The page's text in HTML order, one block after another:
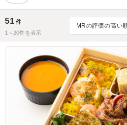
51 件
1～20件を表示